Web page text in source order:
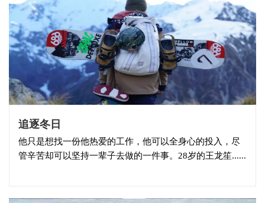
追逐冬日
他只是想找一份他热爱的工作，他可以全身心的投入，尽
管辛苦却可以坚持一辈子去做的一件事。28岁的王龙笙......